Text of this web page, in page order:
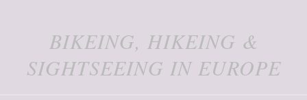
BIKEING, HIKEING &
SIGHTSEEING IN EUROPE